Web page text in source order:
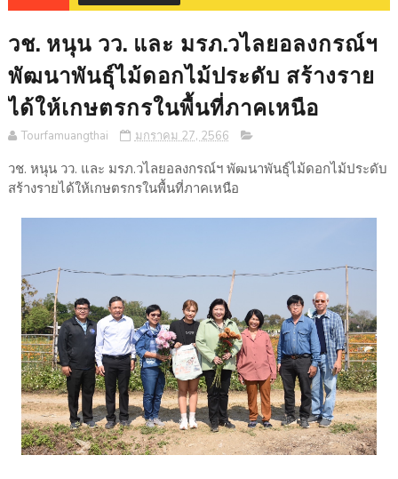
วช. หนุน วว. และ มรภ.วไลยอลงกรณ์ฯ
พัฒนาพันธุ์ไม้ดอกไม้ประดับ สร้างราย
ได้ให้เกษตรกรในพื้นที่ภาคเหนือ
Tourfamuangthai มกราคม 27, 2566
วช. หนุน วว. และ มรภ.วไลยอลงกรณ์ฯ พัฒนาพันธุ์ไม้ดอกไม้ประดับ
สร้างรายได้ให้เกษตรกรในพื้นที่ภาคเหนือ